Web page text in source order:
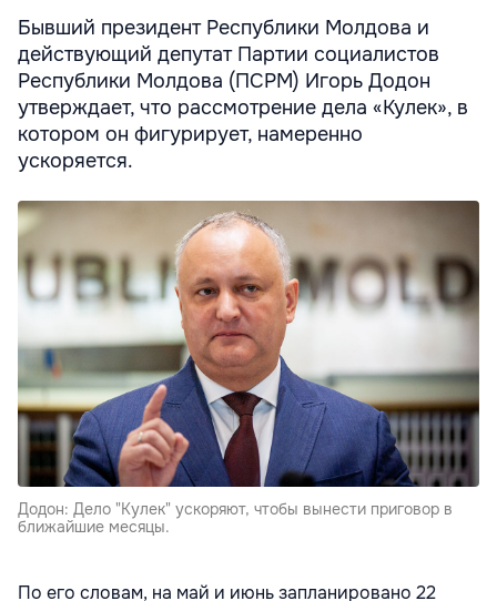
Бывший президент Республики Молдова и
действующий депутат Партии социалистов
Республики Молдова (ПСРМ) Игорь Додон
утверждает, что рассмотрение дела «Кулек», в
котором он фигурирует, намеренно
ускоряется.
Додон: Дело "Кулек" ускоряют, чтобы вынести приговор в
ближайшие месяцы.
По его словам, на май и июнь запланировано 22